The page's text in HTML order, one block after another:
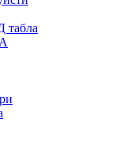
табла